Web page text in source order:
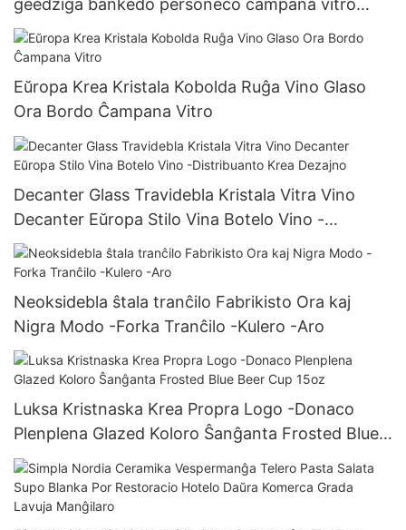
geedziĝa bankedo personeco ĉampana vitro
200ml-500ml
Eŭropa Krea Kristala Kobolda Ruĝa Vino Glaso
Ora Bordo Ĉampana Vitro
Decanter Glass Travidebla Kristala Vitra Vino
Decanter Eŭropa Stilo Vina Botelo Vino -
Distribuanto Krea Dezajno
Neoksidebla ŝtala tranĉilo Fabrikisto Ora kaj
Nigra Modo -Forka Tranĉilo -Kulero -Aro
Luksa Kristnaska Krea Propra Logo -Donaco
Plenplena Glazed Koloro Ŝanĝanta Frosted Blue
Beer Cup 15oz